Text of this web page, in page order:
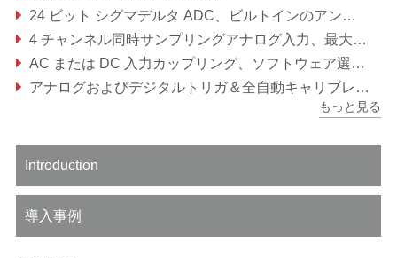
24 ビット シグマデルタ ADC、ビルトインのアンチエイリアスフィルタ
4 チャンネル同時サンプリングアナログ入力、最大 128kS/s
AC または DC 入力カップリング、ソフトウェア選択可能
アナログおよびデジタルトリガ＆全自動キャリブレーション
IEPE センサ計測のための各アナログ入力チャンネルにおける 2mA 励起出力もっと見る
Introduction
導入事例